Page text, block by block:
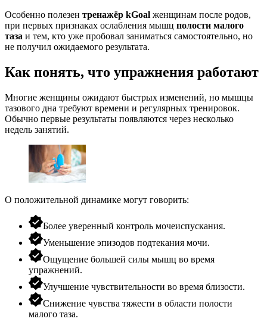
Особенно полезен тренажёр kGoal женщинам после родов,
при первых признаках ослабления мышц полости малого
таза и тем, кто уже пробовал заниматься самостоятельно, но
не получил ожидаемого результата.
Как понять, что упражнения работают
Многие женщины ожидают быстрых изменений, но мышцы
тазового дна требуют времени и регулярных тренировок.
Обычно первые результаты появляются через несколько
недель занятий.
О положительной динамике могут говорить:
Более уверенный контроль мочеиспускания.
Уменьшение эпизодов подтекания мочи.
Ощущение большей силы мышц во время
упражнений.
Улучшение чувствительности во время близости.
Снижение чувства тяжести в области полости
малого таза.